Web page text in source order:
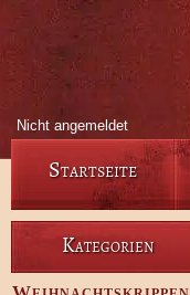
Nicht angemeldet
Startseite
Kategorien